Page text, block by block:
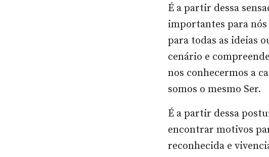
É a partir dessa
importantes para
para todas as ideias
cenário e
nos conhecermos a
somos o mesmo Ser.
É a partir dessa
encontrar motivos
reconhecida e